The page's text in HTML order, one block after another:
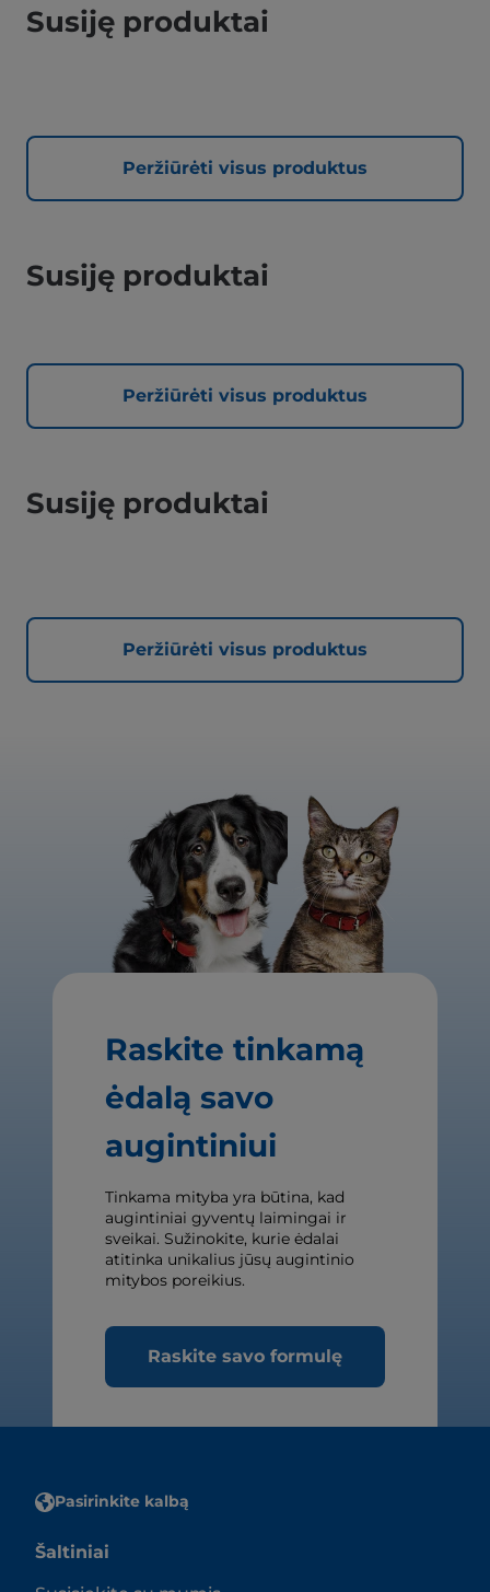
Susiję produktai
Peržiūrėti visus produktus
Susiję produktai
Peržiūrėti visus produktus
Susiję produktai
Peržiūrėti visus produktus
Raskite tinkamą
ėdalą savo
augintiniui
Tinkama mityba yra būtina, kad
augintiniai gyventų laimingai ir
sveikai. Sužinokite, kurie ėdalai
atitinka unikalius jūsų augintinio
mitybos poreikius.
Raskite savo formulę
Pasirinkite kalbą
Šaltiniai